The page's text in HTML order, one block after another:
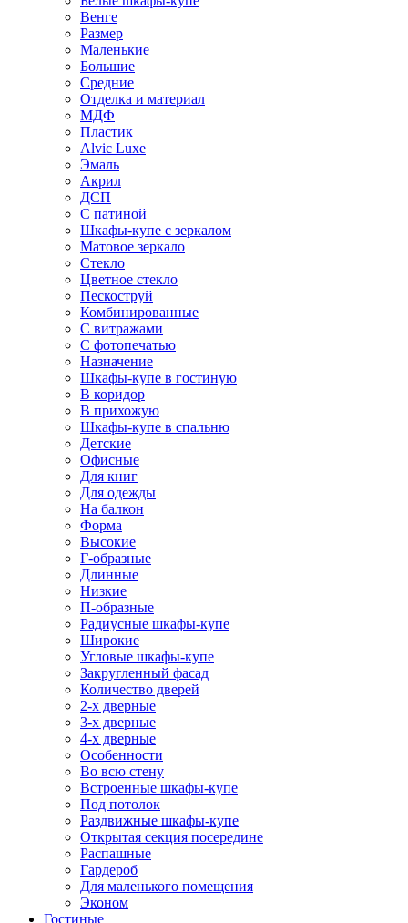
Венге
Размер
Маленькие
Большие
Средние
Отделка и материал
МДФ
Пластик
Alvic Luxe
Эмаль
Акрил
ДСП
С патиной
Шкафы-купе с зеркалом
Матовое зеркало
Стекло
Цветное стекло
Пескоструй
Комбинированные
С витражами
С фотопечатью
Назначение
Шкафы-купе в гостиную
В коридор
В прихожую
Шкафы-купе в спальню
Детские
Офисные
Для книг
Для одежды
На балкон
Форма
Высокие
Г-образные
Длинные
Низкие
П-образные
Радиусные шкафы-купе
Широкие
Угловые шкафы-купе
Закругленный фасад
Количество дверей
2-х дверные
3-х дверные
4-х дверные
Особенности
Во всю стену
Встроенные шкафы-купе
Под потолок
Раздвижные шкафы-купе
Открытая секция посередине
Распашные
Гардероб
Для маленького помещения
Эконом
Гостиные